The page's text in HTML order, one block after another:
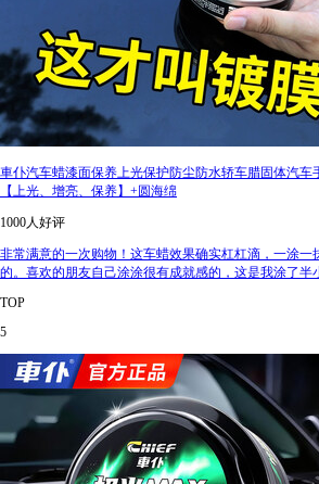
車仆汽车蜡漆面保养上光保护防尘防水轿车腊固体汽车
【上光、增亮、保养】+圆海绵
1000人好评
非常满意的一次购物！这车蜡效果确实杠杠滴，一涂一
的。喜欢的朋友自己涂涂很有成就感的，这是我涂了半
TOP
5